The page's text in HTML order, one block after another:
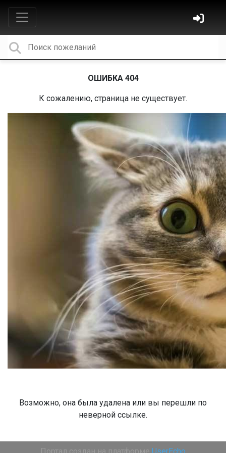
ОШИБКА 404
К сожалению, страница не существует.
Возможно, она была удалена или вы перешли по
неверной ссылке.